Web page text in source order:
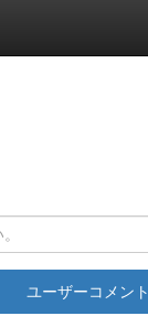
ユーザーコメント